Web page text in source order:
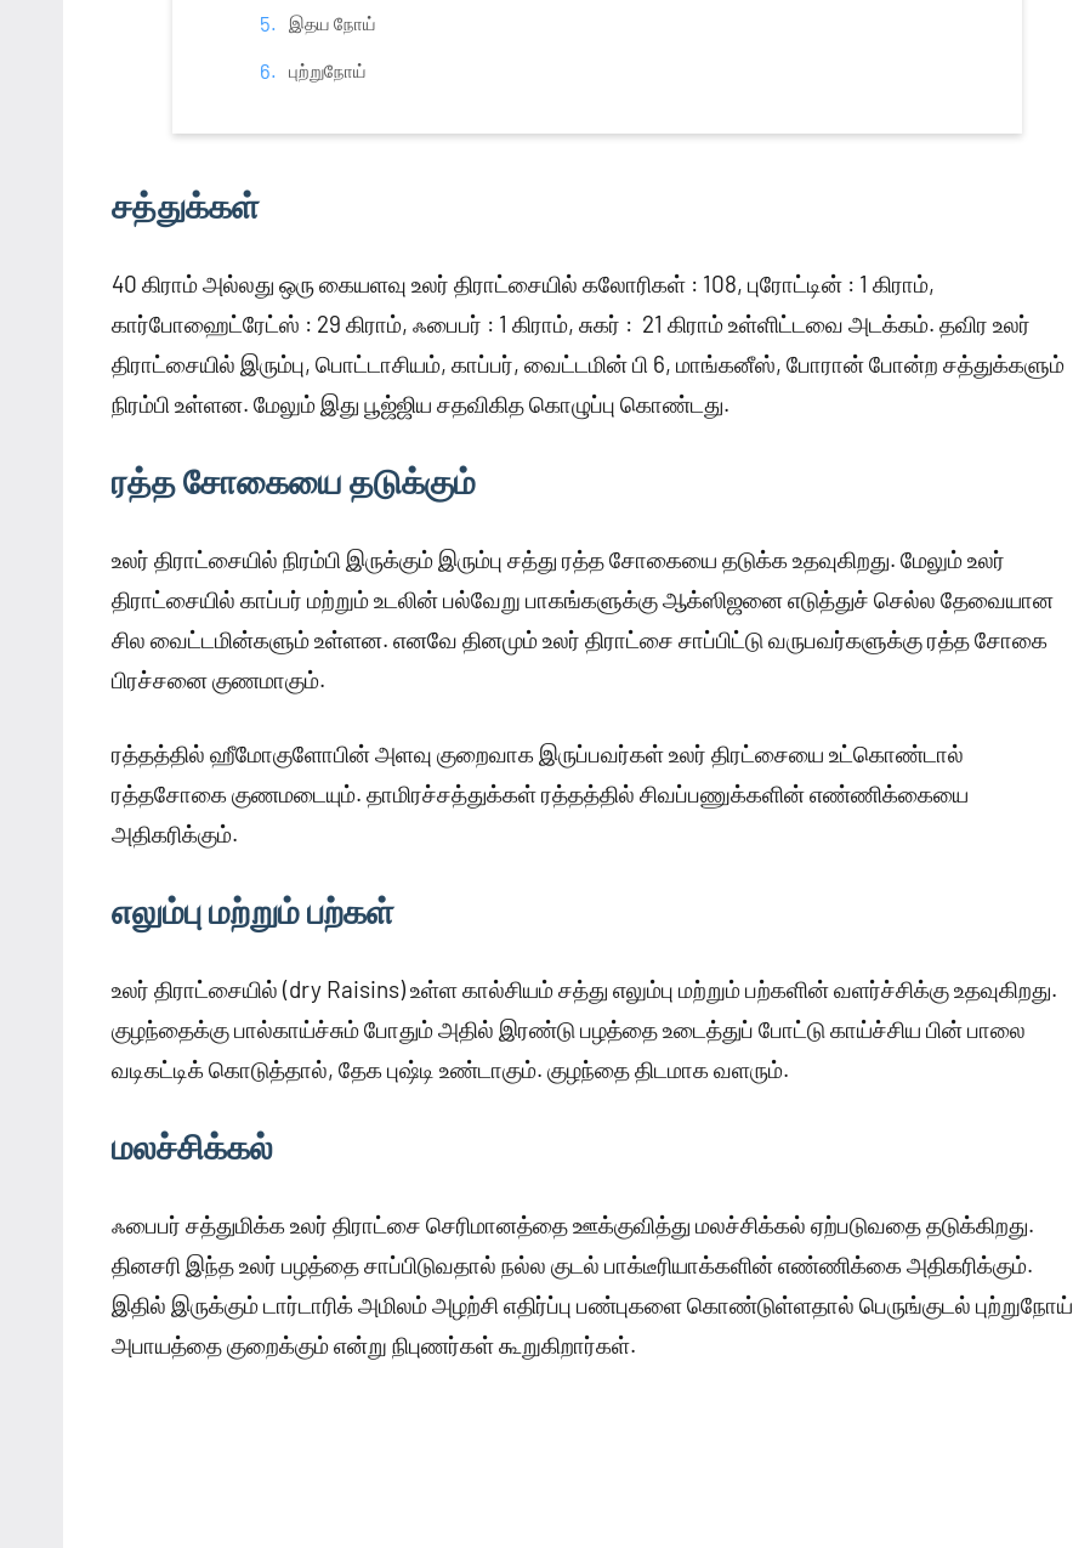
இதய நோய்
புற்றுநோய்
சத்துக்கள்
40 கிராம் அல்லது ஒரு கையளவு உலர் திராட்சையில் கலோரிகள் : 108, புரோட்டின் : 1 கிராம்,
கார்போஹைட்ரேட்ஸ் : 29 கிராம், ஃபைபர் : 1 கிராம், சுகர் : 21 கிராம் உள்ளிட்டவை அடக்கம். தவிர உலர்
திராட்சையில் இரும்பு, பொட்டாசியம், காப்பர், வைட்டமின் பி 6, மாங்கனீஸ், போரான் போன்ற சத்துக்களும்
நிரம்பி உள்ளன. மேலும் இது பூஜ்ஜிய சதவிகித கொழுப்பு கொண்டது.
ரத்த சோகையை தடுக்கும்
உலர் திராட்சையில் நிரம்பி இருக்கும் இரும்பு சத்து ரத்த சோகையை தடுக்க உதவுகிறது. மேலும் உலர்
திராட்சையில் காப்பர் மற்றும் உடலின் பல்வேறு பாகங்களுக்கு ஆக்ஸிஜனை எடுத்துச் செல்ல தேவையான
சில வைட்டமின்களும் உள்ளன. எனவே தினமும் உலர் திராட்சை சாப்பிட்டு வருபவர்களுக்கு ரத்த சோகை
பிரச்சனை குணமாகும்.
ரத்தத்தில் ஹீமோகுளோபின் அளவு குறைவாக இருப்பவர்கள் உலர் திரட்சையை உட்கொண்டால்
ரத்தசோகை குணமடையும். தாமிரச்சத்துக்கள் ரத்தத்தில் சிவப்பணுக்களின் எண்ணிக்கையை
அதிகரிக்கும்.
எலும்பு மற்றும் பற்கள்
உலர் திராட்சையில் (dry Raisins) உள்ள கால்சியம் சத்து எலும்பு மற்றும் பற்களின் வளர்ச்சிக்கு உதவுகிறது.
குழந்தைக்கு பால்காய்ச்சும் போதும் அதில் இரண்டு பழத்தை உடைத்துப் போட்டு காய்ச்சிய பின் பாலை
வடிகட்டிக் கொடுத்தால், தேக புஷ்டி உண்டாகும். குழந்தை திடமாக வளரும்.
மலச்சிக்கல்
ஃபைபர் சத்துமிக்க உலர் திராட்சை செரிமானத்தை ஊக்குவித்து மலச்சிக்கல் ஏற்படுவதை தடுக்கிறது.
தினசரி இந்த உலர் பழத்தை சாப்பிடுவதால் நல்ல குடல் பாக்டீரியாக்களின் எண்ணிக்கை அதிகரிக்கும்.
இதில் இருக்கும் டார்டாரிக் அமிலம் அழற்சி எதிர்ப்பு பண்புகளை கொண்டுள்ளதால் பெருங்குடல் புற்றுநோய்
அபாயத்தை குறைக்கும் என்று நிபுணர்கள் கூறுகிறார்கள்.